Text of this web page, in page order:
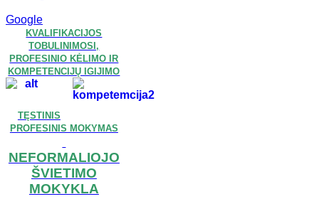
Google
KVALIFIKACIJOS
TOBULINIMOSI,
PROFESINIO KĖLIMO IR
KOMPETENCIJŲ IGIJIMO
TĘSTINIS
PROFESINIS MOKYMAS
NEFORMALIOJO
ŠVIETIMO
MOKYKLA